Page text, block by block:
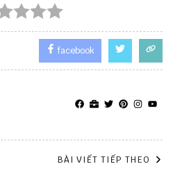
facebook
BÀI VIẾT TIẾP THEO